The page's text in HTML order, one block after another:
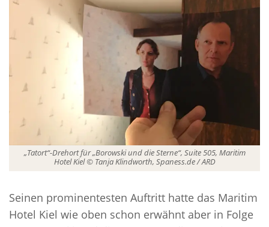
„Tatort“-Drehort für „Borowski und die Sterne“, Suite 505, Maritim
Hotel Kiel © Tanja Klindworth, Spaness.de / ARD
Seinen prominentesten Auftritt hatte das Maritim
Hotel Kiel wie oben schon erwähnt aber in Folge